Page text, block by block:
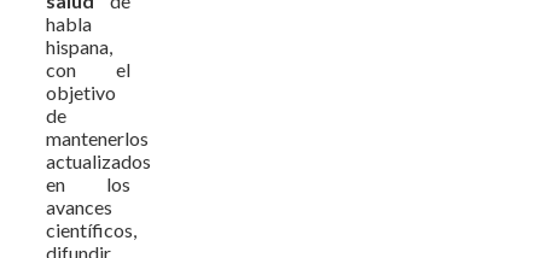
habla
hispana,
con el
objetivo
de
mantenerlos
actualizados
en los
avances
científicos,
difundir